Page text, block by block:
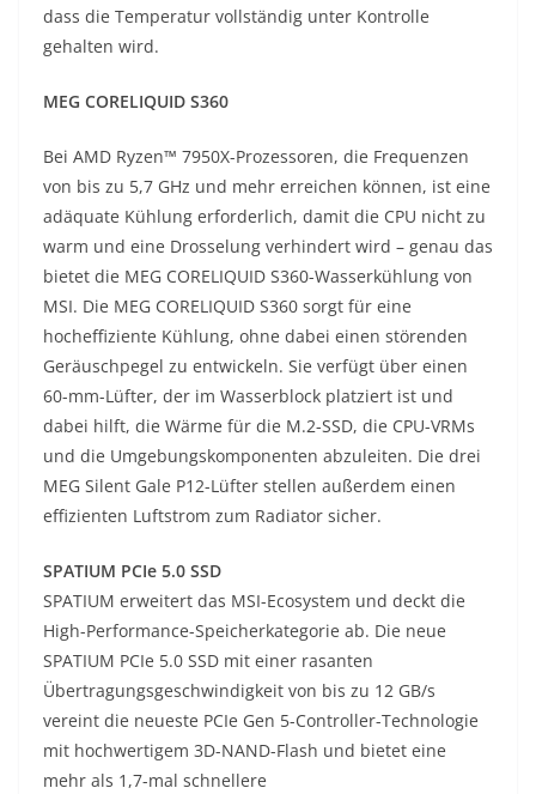
dass die Temperatur vollständig unter Kontrolle
gehalten wird.
MEG CORELIQUID S360
Bei AMD Ryzen™ 7950X-Prozessoren, die Frequenzen
von bis zu 5,7 GHz und mehr erreichen können, ist eine
adäquate Kühlung erforderlich, damit die CPU nicht zu
warm und eine Drosselung verhindert wird – genau das
bietet die MEG CORELIQUID S360-Wasserkühlung von
MSI. Die MEG CORELIQUID S360 sorgt für eine
hocheffiziente Kühlung, ohne dabei einen störenden
Geräuschpegel zu entwickeln. Sie verfügt über einen
60-mm-Lüfter, der im Wasserblock platziert ist und
dabei hilft, die Wärme für die M.2-SSD, die CPU-VRMs
und die Umgebungskomponenten abzuleiten. Die drei
MEG Silent Gale P12-Lüfter stellen außerdem einen
effizienten Luftstrom zum Radiator sicher.
SPATIUM PCIe 5.0 SSD
SPATIUM erweitert das MSI-Ecosystem und deckt die
High-Performance-Speicherkategorie ab. Die neue
SPATIUM PCIe 5.0 SSD mit einer rasanten
Übertragungsgeschwindigkeit von bis zu 12 GB/s
vereint die neueste PCIe Gen 5-Controller-Technologie
mit hochwertigem 3D-NAND-Flash und bietet eine
mehr als 1,7-mal schnellere